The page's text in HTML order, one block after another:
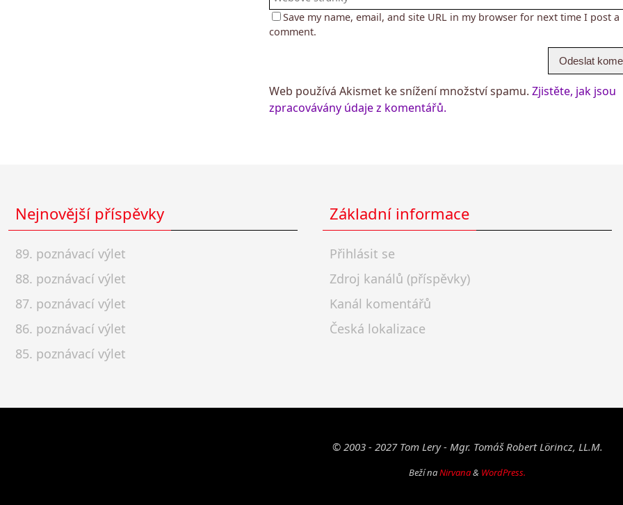
Save my name, email, and site URL in my browser for next time I post a
comment.
Web používá Akismet ke snížení množství spamu. Zjistěte, jak jsou
zpracovávány údaje z komentářů.
Nejnovější příspěvky
89. poznávací výlet
88. poznávací výlet
87. poznávací výlet
86. poznávací výlet
85. poznávací výlet
Základní informace
Přihlásit se
Zdroj kanálů (příspěvky)
Kanál komentářů
Česká lokalizace
© 2003 - 2027 Tom Lery - Mgr. Tomáš Robert Lörincz, LL.M.
Beží naNirvana& WordPress.